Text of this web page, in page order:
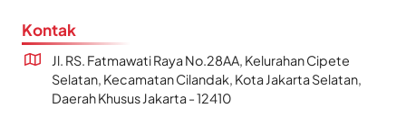
Kontak
Jl. RS. Fatmawati Raya No.28AA, Kelurahan Cipete
Selatan, Kecamatan Cilandak, Kota Jakarta Selatan,
Daerah Khusus Jakarta - 12410